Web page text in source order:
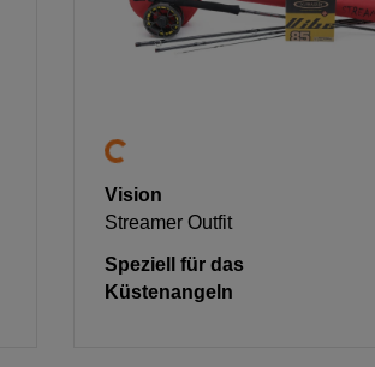
Vision
Streamer Outfit
Speziell für das
Küstenangeln